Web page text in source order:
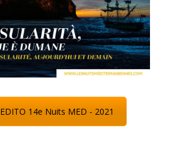
EDITO 14e Nuits MED - 2021